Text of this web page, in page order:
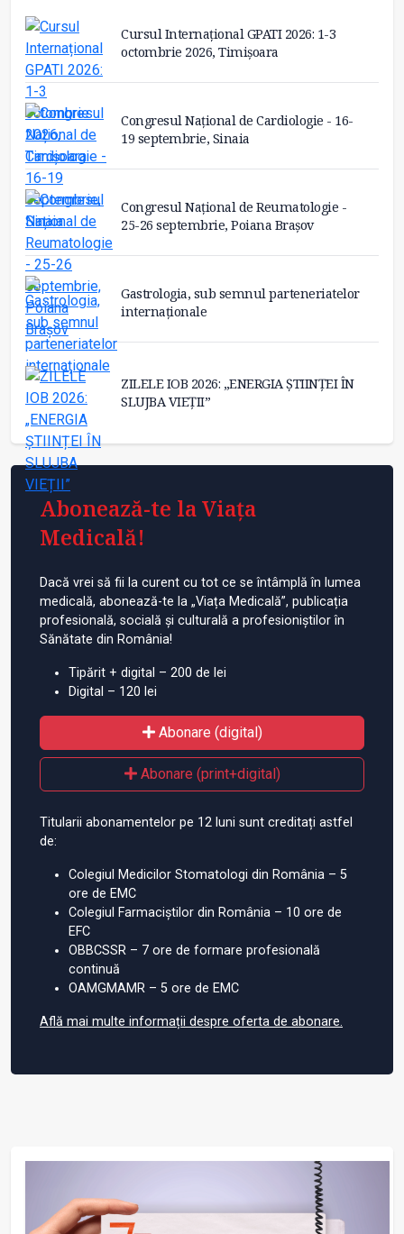
Cursul Internațional GPATI 2026: 1-3
octombrie 2026, Timișoara
Congresul Național de Cardiologie - 16-
19 septembrie, Sinaia
Congresul Național de Reumatologie -
25-26 septembrie, Poiana Brașov
Gastrologia, sub semnul parteneriatelor
internaționale
ZILELE IOB 2026: „ENERGIA ȘTIINȚEI ÎN
SLUJBA VIEȚII”
Abonează-te la Viața
Medicală!
Dacă vrei să fii la curent cu tot ce se întâmplă în lumea
medicală, abonează-te la „Viața Medicală”, publicația
profesională, socială și culturală a profesioniștilor în
Sănătate din România!
Tipărit + digital – 200 de lei
Digital – 120 lei
Abonare (digital)
Abonare (print+digital)
Titularii abonamentelor pe 12 luni sunt creditați astfel
de:
Colegiul Medicilor Stomatologi din România – 5
ore de EMC
Colegiul Farmaciștilor din România – 10 ore de
EFC
OBBCSSR – 7 ore de formare profesională
continuă
OAMGMAMR – 5 ore de EMC
Află mai multe informații despre oferta de abonare.